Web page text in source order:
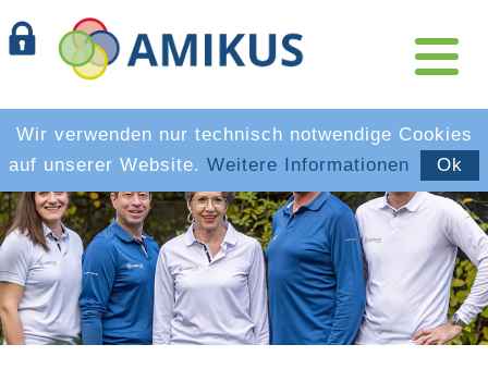
Wir verwenden nur technisch notwendige Cookies
auf unserer Website. Weitere Informationen Ok